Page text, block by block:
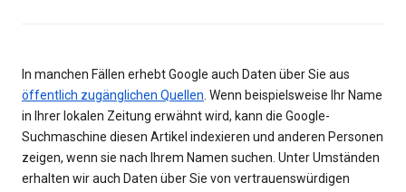
In manchen Fällen erhebt Google auch Daten über Sie aus
öffentlich zugänglichen Quellen . Wenn beispielsweise Ihr Name
in Ihrer lokalen Zeitung erwähnt wird, kann die Google-
Suchmaschine diesen Artikel indexieren und anderen Personen
zeigen, wenn sie nach Ihrem Namen suchen. Unter Umständen
erhalten wir auch Daten über Sie von vertrauenswürdigen